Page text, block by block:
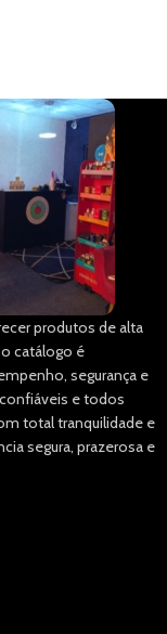
produtos de alta
catálogo é
segurança e
e todos
total tranquilidade e
segura, prazerosa e